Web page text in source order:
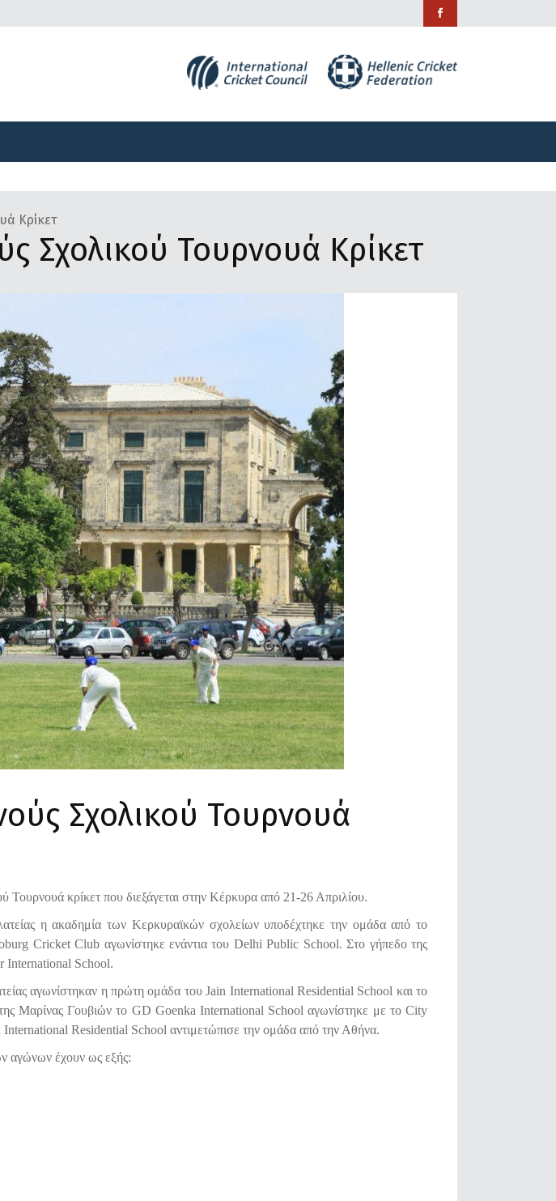
Κρίκετ
Σχολικού Τουρνουά Κρίκετ
Σχολικού Τουρνουά
Τουρνουά κρίκετ που διεξάγεται στην Κέρκυρα από 21-26 Απριλίου.
η ακαδημία των Κερκυραϊκών σχολείων υποδέχτηκε την ομάδα από το
Cricket Club αγωνίστηκε ενάντια του Delhi Public School. Στο γήπεδο της
International School.
αγωνίστηκαν η πρώτη ομάδα του Jain International Residential School και το
Μαρίνας Γουβιών το GD Goenka International School αγωνίστηκε με το City
Residential School αντιμετώπισε την ομάδα από την Αθήνα.
αγώνων έχουν ως εξής: